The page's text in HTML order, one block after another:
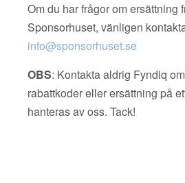
Om du har frågor om ersättning
Sponsorhuset, vänligen
info@sponsorhuset.se
OBS: Kontakta aldrig Fyndiq
rabattkoder eller ersättning på
hanteras av oss. Tack!